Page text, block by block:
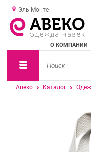
Эль-Монте
О КОМПАНИИ
Авеко Каталог